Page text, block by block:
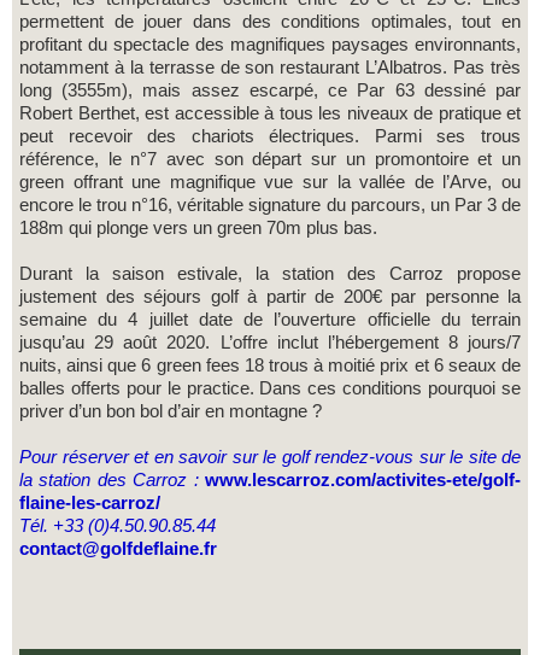
permettent de jouer dans des conditions optimales, tout en
profitant du spectacle des magnifiques paysages environnants,
notamment à la terrasse de son restaurant L’Albatros. Pas très
long (3555m), mais assez escarpé, ce Par 63 dessiné par
Robert Berthet, est accessible à tous les niveaux de pratique et
peut recevoir des chariots électriques. Parmi ses trous
référence, le n°7 avec son départ sur un promontoire et un
green offrant une magnifique vue sur la vallée de l’Arve, ou
encore le trou n°16, véritable signature du parcours, un Par 3 de
188m qui plonge vers un green 70m plus bas.
Durant la saison estivale, la station des Carroz propose
justement des séjours golf à partir de 200€ par personne la
semaine du 4 juillet date de l’ouverture officielle du terrain
jusqu’au 29 août 2020. L’offre inclut l’hébergement 8 jours/7
nuits, ainsi que 6 green fees 18 trous à moitié prix et 6 seaux de
balles offerts pour le practice. Dans ces conditions pourquoi se
priver d’un bon bol d’air en montagne ?
Pour réserver et en savoir sur le golf rendez-vous sur le site de
la station des Carroz : www.lescarroz.com/activites-ete/golf-
flaine-les-carroz/
Tél. +33 (0)4.50.90.85.44
contact@golfdeflaine.fr